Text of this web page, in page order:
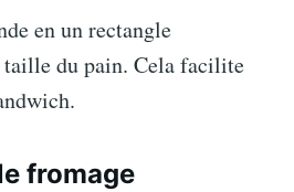
en un rectangle
taille du pain. Cela facilite
fromage